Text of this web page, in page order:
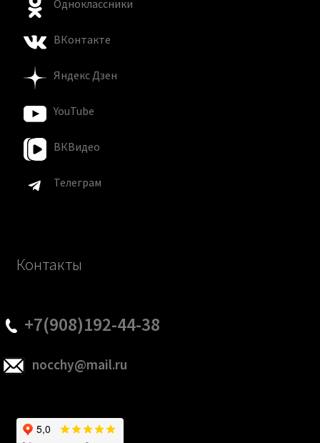
Одноклассники
ВКонтакте
Яндекс Дзен
YouTube
ВКВидео
Телеграм
Контакты
+7(908)192-44-38
nocchy@mail.ru